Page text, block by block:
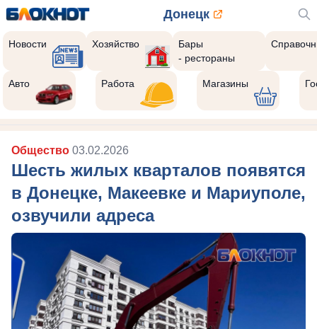
Донецк
Новости Хозяйство
Бары
- рестораны
Авто Работа Магазины
Общество 03.02.2026
Шесть жилых кварталов появятся
в Донецке, Макеевке и Мариуполе,
озвучили адреса